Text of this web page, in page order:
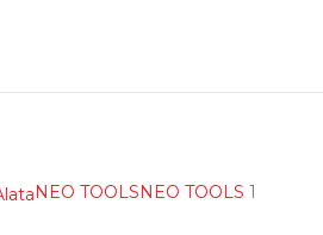
NEO TOOLSNEO TOOLS 1